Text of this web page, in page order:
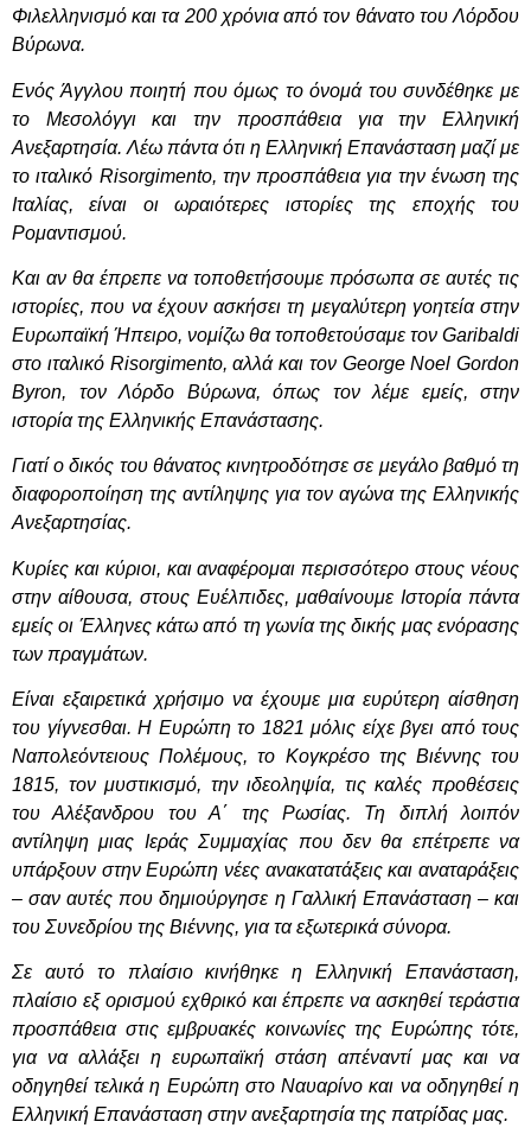
Φιλελληνισμό και τα 200 χρόνια από τον θάνατο του Λόρδου
Βύρωνα.
Ενός Άγγλου ποιητή που όμως το όνομά του συνδέθηκε με
το Μεσολόγγι και την προσπάθεια για την Ελληνική
Ανεξαρτησία. Λέω πάντα ότι η Ελληνική Επανάσταση μαζί με
το ιταλικό Risorgimento, την προσπάθεια για την ένωση της
Ιταλίας, είναι οι ωραιότερες ιστορίες της εποχής του
Ρομαντισμού.
Και αν θα έπρεπε να τοποθετήσουμε πρόσωπα σε αυτές τις
ιστορίες, που να έχουν ασκήσει τη μεγαλύτερη γοητεία στην
Ευρωπαϊκή Ήπειρο, νομίζω θα τοποθετούσαμε τον Garibaldi
στο ιταλικό Risorgimento, αλλά και τον GeorgeNoel Gordon
Byron, τον Λόρδο Βύρωνα, όπως τον λέμε εμείς, στην
ιστορία της Ελληνικής Επανάστασης.
Γιατί ο δικός του θάνατος κινητροδότησε σε μεγάλο βαθμό τη
διαφοροποίηση της αντίληψης για τον αγώνα της Ελληνικής
Ανεξαρτησίας.
Κυρίες και κύριοι, και αναφέρομαι περισσότερο στους νέους
στην αίθουσα, στους Ευέλπιδες, μαθαίνουμε Iστορία πάντα
εμείς οι Έλληνες κάτω από τη γωνία της δικής μας ενόρασης
των πραγμάτων.
Είναι εξαιρετικά χρήσιμο να έχουμε μια ευρύτερη αίσθηση
του γίγνεσθαι. Η Ευρώπη το 1821 μόλις είχε βγει από τους
Ναπολεόντειους Πολέμους, το Κογκρέσο της Βιέννης του
1815, τον μυστικισμό, την ιδεοληψία, τις καλές προθέσεις
του Αλέξανδρου του Α΄ της Ρωσίας. Τη διπλή λοιπόν
αντίληψη μιας Ιεράς Συμμαχίας που δεν θα επέτρεπε να
υπάρξουν στην Ευρώπη νέες ανακατατάξεις και αναταράξεις
– σαν αυτές που δημιούργησε η Γαλλική Επανάσταση – και
του Συνεδρίου της Βιέννης, για τα εξωτερικά σύνορα.
Σε αυτό το πλαίσιο κινήθηκε η Ελληνική Επανάσταση,
πλαίσιο εξ ορισμού εχθρικό και έπρεπε να ασκηθεί τεράστια
προσπάθεια στις εμβρυακές κοινωνίες της Ευρώπης τότε,
για να αλλάξει η ευρωπαϊκή στάση απέναντί μας και να
οδηγηθεί τελικά η Ευρώπη στο Ναυαρίνο και να οδηγηθεί η
Ελληνική Επανάσταση στην ανεξαρτησία της πατρίδας μας.